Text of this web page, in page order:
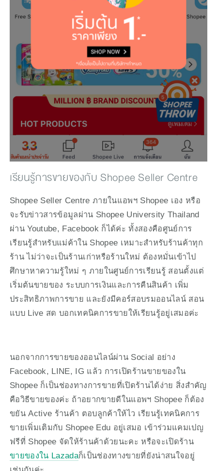
เรียนรู้การขายของกับ Shopee Seller Centre
Shopee Seller Centre ภายในแอพฯ Shopee เอง หรือ
จะรับข่าวสารข้อมูลผ่าน Shopee University Thailand
ผ่าน Youtube, Facebook ก็ได้ค่ะ ทั้งสองคือศูนย์การ
เรียนรู้สำหรับแม่ค้าใน Shopee เหมาะสำหรับร้านค้าทุก
ร้าน ไม่ว่าจะเป็นร้านเก่าหรือร้านใหม่ ต้องหมั่นเข้าไป
ศึกษาหาความรู้ใหม่ ๆ ภายในศูนย์การเรียนรู้ สอนตั้งแต่
เริ่มต้นขายของ ระบบการเงินและการคืนสินค้า เพิ่ม
ประสิทธิภาพการขาย และยังมีคอร์สอบรมออนไลน์ สอน
แบบ Live สด บอกเทคนิคการขายให้เรียนรู้อยู่เสมอค่ะ
นอกจากการขายของออนไลน์ผ่าน Social อย่าง
Facebook, LINE, IG แล้ว การเปิดร้านขายของใน
Shopee ก็เป็นช่องทางการขายที่เปิดร้านได้ง่าย สิ่งสำคัญ
คือวิธีขายของค่ะ ถ้าอยากขายดีในแอพฯ Shopee ก็ต้อง
ขยัน Active ร้านค้า ตอบลูกค้าให้ไว เรียนรู้เทคนิคการ
ขายเพิ่มเติมกับ Shopee Edu อยู่เสมอ เข้าร่วมแคมเปญ
ฟรีที่ Shopee จัดให้ร้านค้าด้วยนะคะ หรือจะเปิดร้าน
ขายของใน Lazadaก็เป็นช่องทางขายที่ยังน่าสนใจอยู่